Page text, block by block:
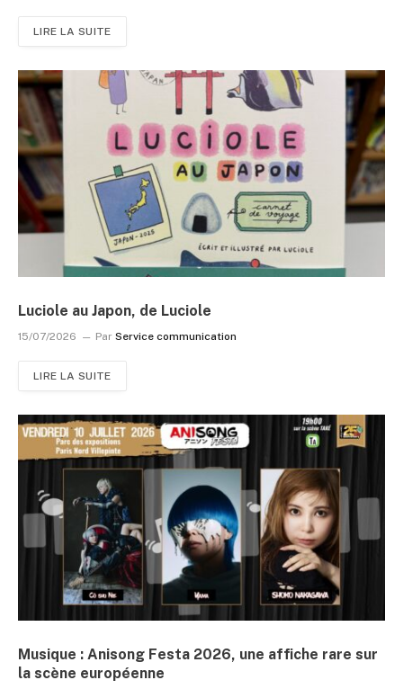
LIRE LA SUITE
Luciole au Japon, de Luciole
15/07/2026 Par Service communication
LIRE LA SUITE
Musique : Anisong Festa 2026, une affiche rare sur
la scène européenne